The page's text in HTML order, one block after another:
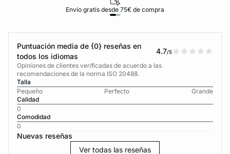
Envío gratis desde 75€ de compra
Puntuación media de {0} reseñas en
todos los idiomas
4.7/5
Opiniones de clientes verificadas de acuerdo a las
recomendaciones de la norma ISO 20488.
Talla
Pequeño
Perfecto
Grande
Calidad
0
Comodidad
0
Nuevas reseñas
Ver todas las reseñas